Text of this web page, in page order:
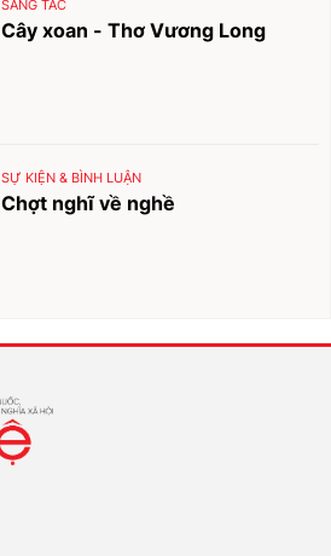
SÁNG TÁC
Cây xoan - Thơ Vương Long
SỰ KIỆN & BÌNH LUẬN
Chợt nghĩ về nghề